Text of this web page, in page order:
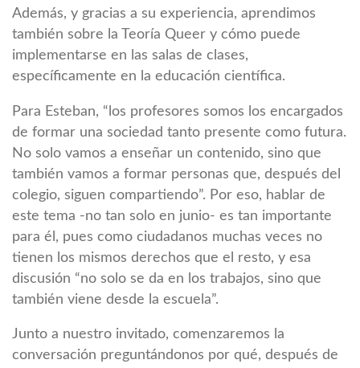
Además, y gracias a su experiencia, aprendimos
también sobre la Teoría Queer y cómo puede
implementarse en las salas de clases,
específicamente en la educación científica.
Para Esteban, “los profesores somos los encargados
de formar una sociedad tanto presente como futura.
No solo vamos a enseñar un contenido, sino que
también vamos a formar personas que, después del
colegio, siguen compartiendo”. Por eso, hablar de
este tema -no tan solo en junio- es tan importante
para él, pues como ciudadanos muchas veces no
tienen los mismos derechos que el resto, y esa
discusión “no solo se da en los trabajos, sino que
también viene desde la escuela”.
Junto a nuestro invitado, comenzaremos la
conversación preguntándonos por qué, después de